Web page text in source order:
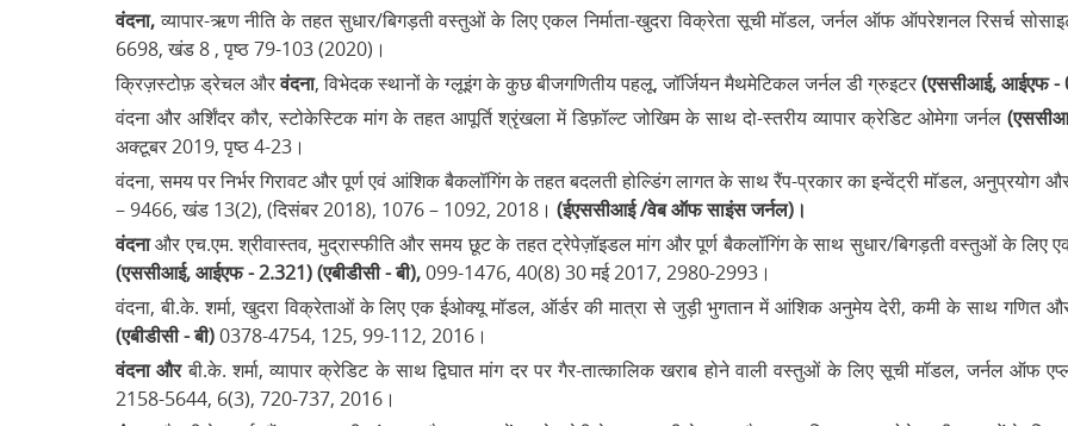
वंदना,व्यापार-ऋण नीति के तहत सुधार/बिगड़ती वस्तुओं के लिए एकल निर्माता-खुदरा विक्रेता सूची मॉडल, जर्नल ऑफ ऑपरेशनल रिसर्च
6698, खंड 8 , पृष्ठ 79-103 (2020)।
क्रिज़स्टोफ़ ड्रेचल औरवंदना, विभेदक स्थानों के ग्लूइंग के कुछ बीजगणितीय पहलू, जॉर्जियन मैथमेटिकल जर्नल डी ग्रुइटर(एससीआई, आईएफ -
वंदना और अर्शिंदर कौर, स्टोकेस्टिक मांग के तहत आपूर्ति श्रृंखला में डिफ़ॉल्ट जोखिम के साथ दो-स्तरीय व्यापार क्रेडिट ओमेगा जर्नल
अक्टूबर 2019, पृष्ठ 4-23।
वंदना, समय पर निर्भर गिरावट और पूर्ण एवं आंशिक बैकलॉगिंग के तहत बदलती होल्डिंग लागत के साथ रैंप-प्रकार का इन्वेंट्री मॉडल, अनुप्रयोग
– 9466, खंड 13(2), (दिसंबर 2018), 1076 – 1092, 2018। (ईएससीआई /वेब ऑफ साइंस जर्नल)।
वंदनाऔर एच.एम. श्रीवास्तव, मुद्रास्फीति और समय छूट के तहत ट्रेपेज़ॉइडल मांग और पूर्ण बैकलॉगिंग के साथ सुधार/बिगड़ती वस्तुओं के लिए
(एससीआई, आईएफ - 2.321) (एबीडीसी - बी),099-1476, 40(8) 30 मई 2017, 2980-2993।
वंदना, बी.के. शर्मा, खुदरा विक्रेताओं के लिए एक ईओक्यू मॉडल, ऑर्डर की मात्रा से जुड़ी भुगतान में आंशिक अनुमेय देरी, कमी के साथ गणित
(एबीडीसी - बी)0378-4754, 125, 99-112, 2016।
वंदना औरबी.के. शर्मा, व्यापार क्रेडिट के साथ द्विघात मांग दर पर गैर-तात्कालिक खराब होने वाली वस्तुओं के लिए सूची मॉडल, जर्नल ऑफ
2158-5644, 6(3), 720-737, 2016।